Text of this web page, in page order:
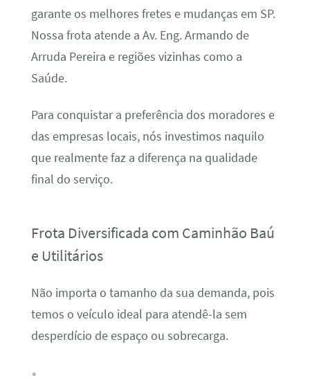
garante os melhores fretes e mudanças em SP.
Nossa frota atende a Av. Eng. Armando de
Arruda Pereira e regiões vizinhas como a
Saúde.
Para conquistar a preferência dos moradores e
das empresas locais, nós investimos naquilo
que realmente faz a diferença na qualidade
final do serviço.
Frota Diversificada com Caminhão Baú
e Utilitários
Não importa o tamanho da sua demanda, pois
temos o veículo ideal para atendê-la sem
desperdício de espaço ou sobrecarga.